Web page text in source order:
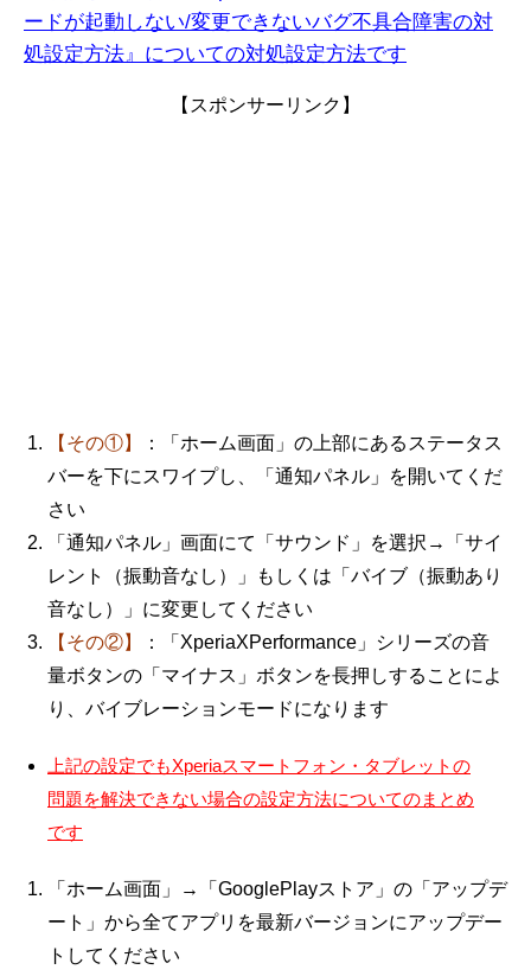
ードが起動しない/変更できないバグ不具合障害の対
処設定方法』についての対処設定方法です
【スポンサーリンク】
【その①】
：「ホーム画面」の上部にあるステータス
バーを下にスワイプし、「通知パネル」を開いてくだ
さい
「通知パネル」画面にて「サウンド」を選択→「サイ
レント（振動音なし）」もしくは「バイブ（振動あり
音なし）」に変更してください
【その②】
：「XperiaXPerformance」シリーズの音
量ボタンの「マイナス」ボタンを長押しすることによ
り、バイブレーションモードになります
上記の設定でもXperiaスマートフォン・タブレットの
問題を解決できない場合の設定方法についてのまとめ
です
「ホーム画面」→「GooglePlayストア」の「アップデ
ート」から全てアプリを最新バージョンにアップデー
トしてください